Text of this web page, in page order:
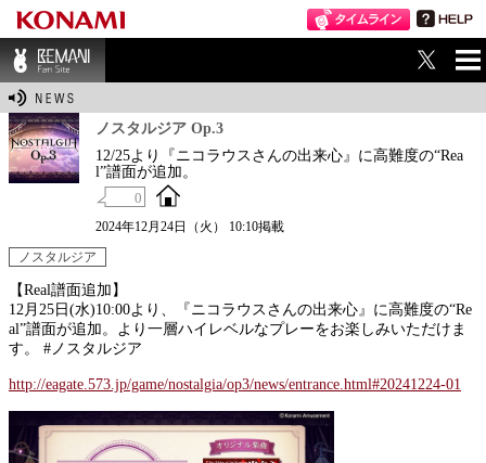
BEMANI Fan Sit
ノスタルジア Op.3
12/25より『ニコラウスさんの出来心』に高難度の“Rea
l”譜面が追加。
0
2024年12月24日（火） 10:10掲載
ノスタルジア
【Real譜面追加】
12月25日(水)10:00より、『ニコラウスさんの出来心』に高難度の“Re
al”譜面が追加。より一層ハイレベルなプレーをお楽しみいただけま
す。 #ノスタルジア
http://eagate.573.jp/game/nostalgia/op3/news/entrance.html#20241224-01